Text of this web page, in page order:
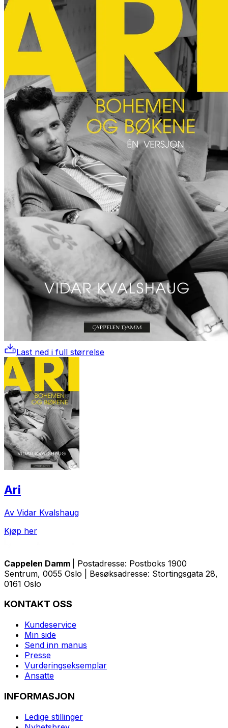
Last ned i full størrelse
Ari
Av Vidar Kvalshaug
Kjøp her
Cappelen Damm
| Postadresse: Postboks 1900
Sentrum, 0055 Oslo | Besøksadresse: Stortingsgata 28,
0161 Oslo
KONTAKT OSS
Kundeservice
Min side
Send inn manus
Presse
Vurderingseksemplar
Ansatte
INFORMASJON
Ledige stillinger